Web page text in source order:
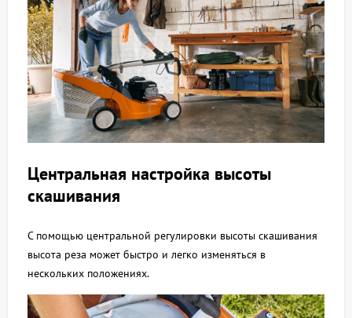
Центральная настройка высоты
скашивания
С помощью центральной регулировки высоты скашивания
высота реза может быстро и легко изменяться в
нескольких положениях.